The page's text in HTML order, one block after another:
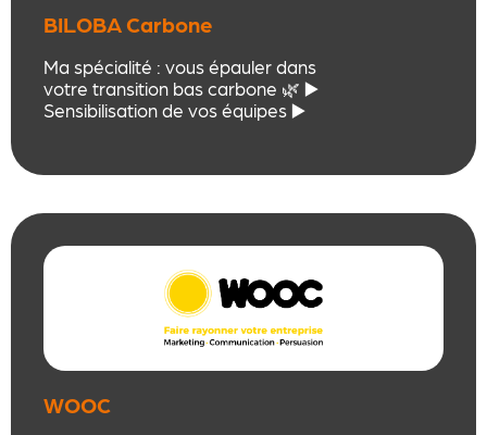
BILOBA Carbone
Ma spécialité : vous épauler dans
votre transition bas carbone 🌿 ▶️
Sensibilisation de vos équipes ▶️
(Bilan Carbone®) ▶️ Construction
WOOC